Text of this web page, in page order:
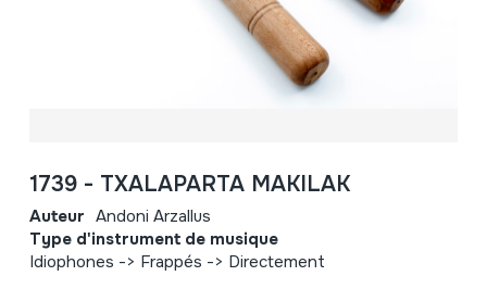
1739 - TXALAPARTA MAKILAK
Auteur Andoni Arzallus
Type d'instrument de musique
Idiophones -> Frappés -> Directement